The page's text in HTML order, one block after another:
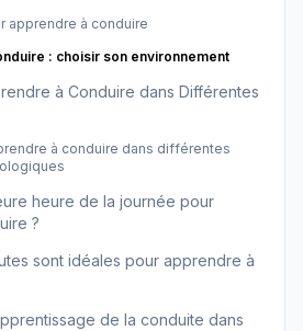
apprendre à conduire
: choisir son environnement
à Conduire dans Différentes
à conduire dans différentes
heure de la journée pour
?
sont idéales pour apprendre à
de la conduite dans